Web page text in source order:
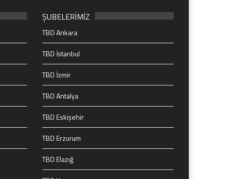
ŞUBELERİMİZ
TBD Ankara
TBD İstanbul
TBD İzmir
TBD Antalya
TBD Eskişehir
TBD Erzurum
TBD Elazığ